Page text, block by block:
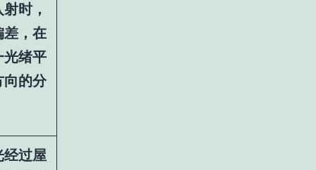
时，
差，在
光绪平
向的分
经过屋